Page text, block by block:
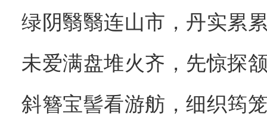
绿阴翳翳连山市，丹实累
未爱满盘堆火齐，先惊探
斜簪宝髻看游舫，细织筠